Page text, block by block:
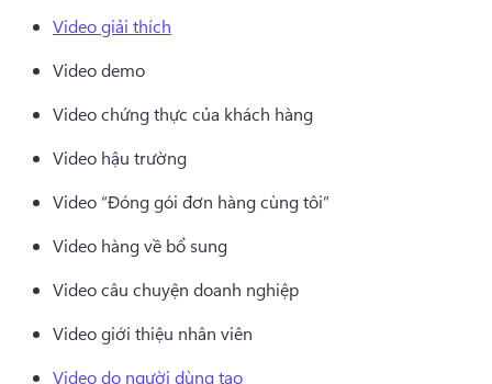
Video giải thích
Video demo
Video chứng thực của khách hàng
Video hậu trường
Video “Đóng gói đơn hàng cùng tôi”
Video hàng về bổ sung
Video câu chuyện doanh nghiệp
Video giới thiệu nhân viên
Video do người dùng tạo